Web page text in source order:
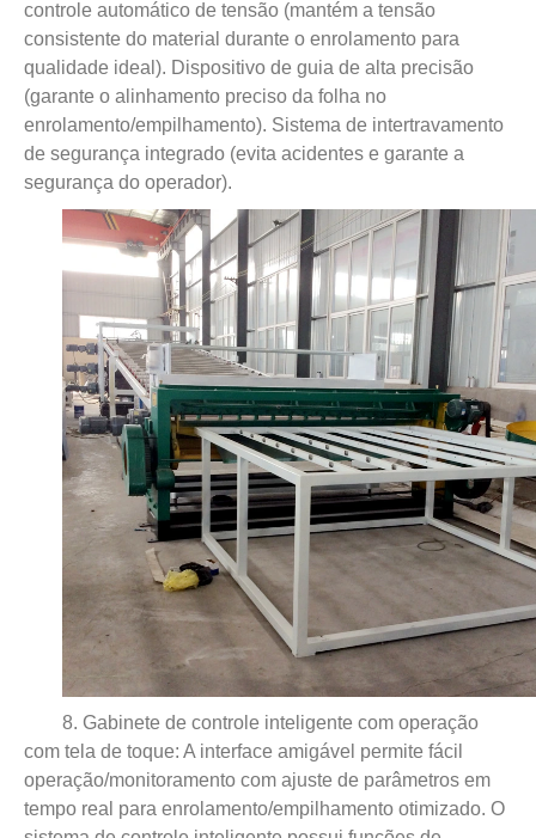
controle automático de tensão (mantém a tensão
consistente do material durante o enrolamento para
qualidade ideal). Dispositivo de guia de alta precisão
(garante o alinhamento preciso da folha no
enrolamento/empilhamento). Sistema de intertravamento
de segurança integrado (evita acidentes e garante a
segurança do operador).
8. Gabinete de controle inteligente com operação
com tela de toque: A interface amigável permite fácil
operação/monitoramento com ajuste de parâmetros em
tempo real para enrolamento/empilhamento otimizado. O